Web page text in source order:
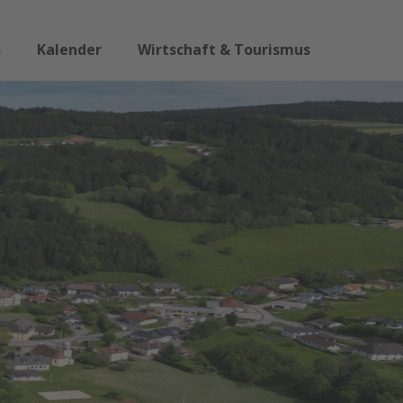
Kalender Wirtschaft & Tourismus